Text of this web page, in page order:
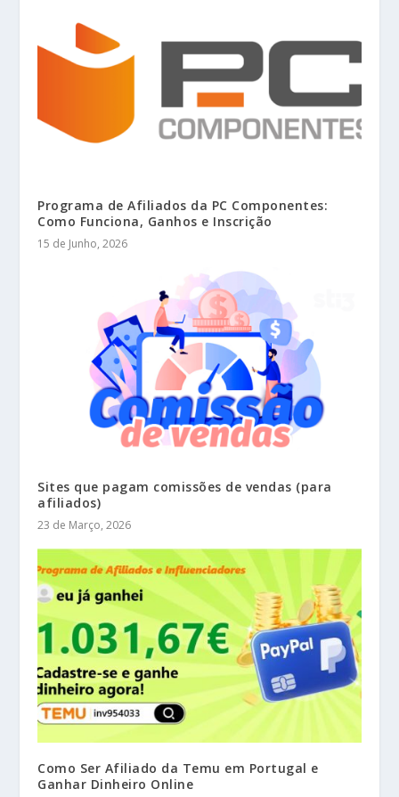
Programa de Afiliados da PC Componentes:
Como Funciona, Ganhos e Inscrição
15 de Junho, 2026
Sites que pagam comissões de vendas (para
afiliados)
23 de Março, 2026
Como Ser Afiliado da Temu em Portugal e
Ganhar Dinheiro Online